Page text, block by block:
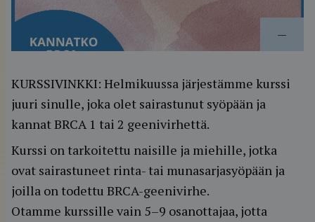
—
KURSSIVINKKI: Helmikuussa järjestämme kurssi
juuri sinulle, joka olet sairastunut syöpään ja
kannat BRCA 1 tai 2 geenivirhettä.
Kurssi on tarkoitettu naisille ja miehille, jotka
ovat sairastuneet rinta- tai munasarjasyöpään ja
joilla on todettu BRCA-geenivirhe.
Otamme kurssille vain 5–9 osanottajaa, jotta